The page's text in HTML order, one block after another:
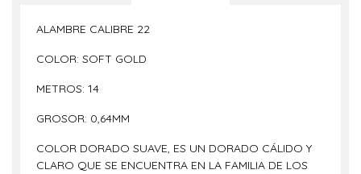
ALAMBRE CALIBRE 22
COLOR: SOFT GOLD
METROS: 14
GROSOR: 0,64MM
COLOR DORADO SUAVE, ES UN DORADO CÁLIDO Y
CLARO QUE SE ENCUENTRA EN LA FAMILIA DE LOS